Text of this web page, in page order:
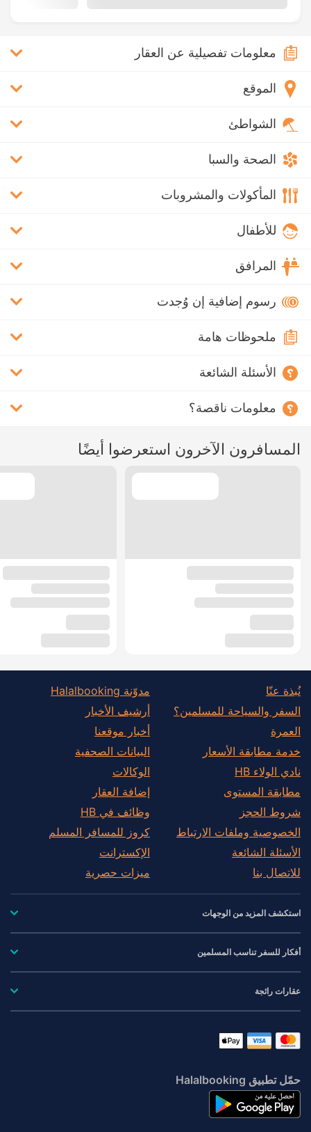
معلومات تفصيلية عن العقار
الموقع
الشواطئ
الصحة والسبا
المأكولات والمشروبات
للأطفال
المرافق
رسوم إضافية إن وُجدت
ملحوظات هامة
الأسئلة الشائعة
معلومات ناقصة؟
المسافرون الآخرون استعرضوا أيضًا
نُبذة عنّا
السفر والسياحة للمسلمين؟
العمرة
خدمة مطابقة الأسعار
نادي الولاء HB
مطابقة المستوى
شروط الحجز
الخصوصية وملفات الارتباط
الأسئلة الشائعة
للاتصال بنا
مدوّنة Halalbooking
أرشيف الأخبار
أخبار موقعنا
البيانات الصحفية
الوكالات
إضافة العقار
وظائف في HB
كروز للمسافر المسلم
الإكسترانت
ميزات حصرية
استكشف المزيد من الوجهات
أفكار للسفر تناسب المسلمين
عقارات رائجة
حمّل تطبيق Halalbooking